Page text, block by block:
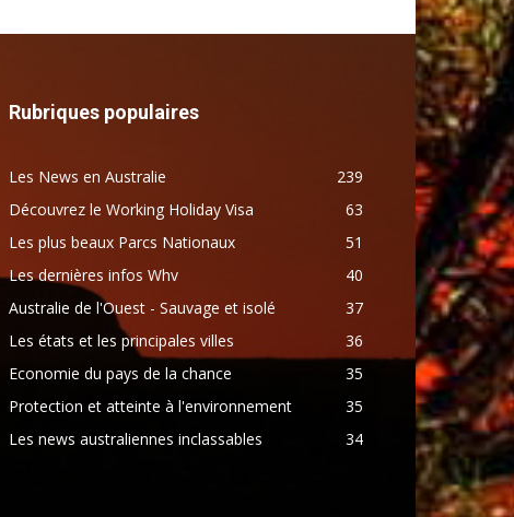
Rubriques populaires
Les News en Australie
239
Découvrez le Working Holiday Visa
63
Les plus beaux Parcs Nationaux
51
Les dernières infos Whv
40
Australie de l'Ouest - Sauvage et isolé
37
Les états et les principales villes
36
Economie du pays de la chance
35
Protection et atteinte à l'environnement
35
Les news australiennes inclassables
34